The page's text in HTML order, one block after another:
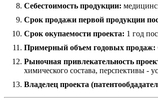
Себестоимость продукции:
Срок продажи первой продукции
Срок окупаемости проекта: 1 год
Примерный объем годовых продаж:
Рыночная привлекательность
химического состава, перспективы -
Владелец проекта